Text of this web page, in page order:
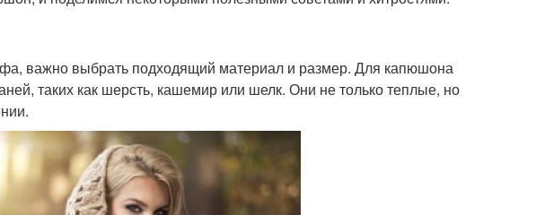
важно выбрать подходящий материал и размер. Для капюшона
таких как шерсть, кашемир или шелк. Они не только теплые, но